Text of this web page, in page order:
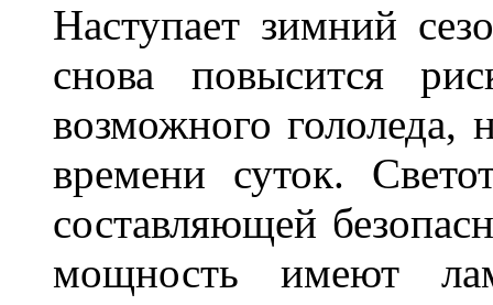
Наступает зимний
снова повысится
возможного гололеда,
времени суток.
составляющей
мощность имеют